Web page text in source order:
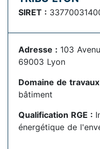
SIRET :
Adresse : 103
69003 Lyon
Domaine de
bâtiment
Qualification RGE :
énergétique de